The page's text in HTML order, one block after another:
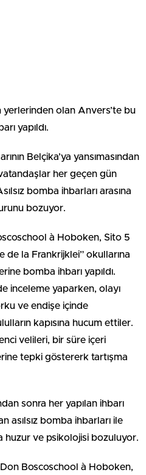
yerlerinden olan Anvers’te bu
yapıldı.
Belçika’ya yansımasından
her geçen gün
bomba ihbarları arasına
bozuyor.
à Hoboken, Sito 5
de la Frankrijklei” okullarına
bomba ihbarı yapıldı.
inceleme yaparken, olayı
ve endişe içinde
kapısına hucum ettiler.
velileri, bir süre içeri
tepki göstererk tartışma
sonra her yapılan ihbarı
asılsız bomba ihbarları ile
huzur ve psikolojisi bozuluyor.
Boscoschool à Hoboken,